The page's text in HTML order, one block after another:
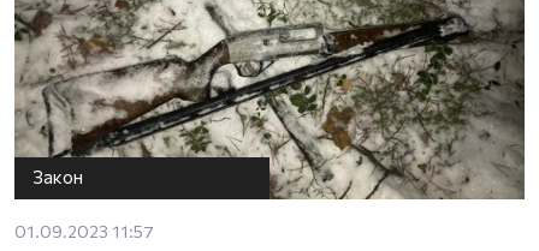
Закон
01.09.2023 11:57